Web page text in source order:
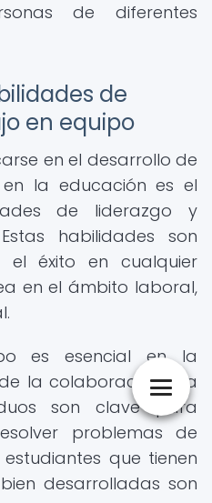
de diferentes
de
en equipo
en el desarrollo de
la educación es el
de liderazgo y
habilidades son
el éxito en cualquier
en el ámbito laboral,
es esencial en la
la colaboración y la
son clave para
problemas de
que tienen
desarrolladas son